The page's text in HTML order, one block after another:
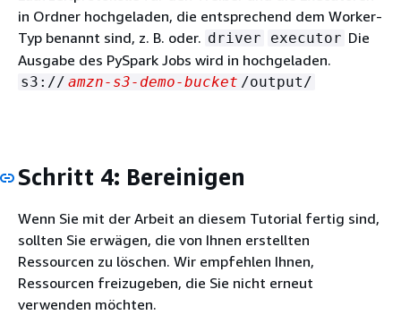
in Ordner hochgeladen, die entsprechend dem Worker-
Typ benannt sind, z. B. oder. driver executor Die
Ausgabe des PySpark Jobs wird in hochgeladen.
s3:// amzn-s3-demo-bucket /output/
Schritt 4: Bereinigen
Wenn Sie mit der Arbeit an diesem Tutorial fertig sind,
sollten Sie erwägen, die von Ihnen erstellten
Ressourcen zu löschen. Wir empfehlen Ihnen,
Ressourcen freizugeben, die Sie nicht erneut
verwenden möchten.